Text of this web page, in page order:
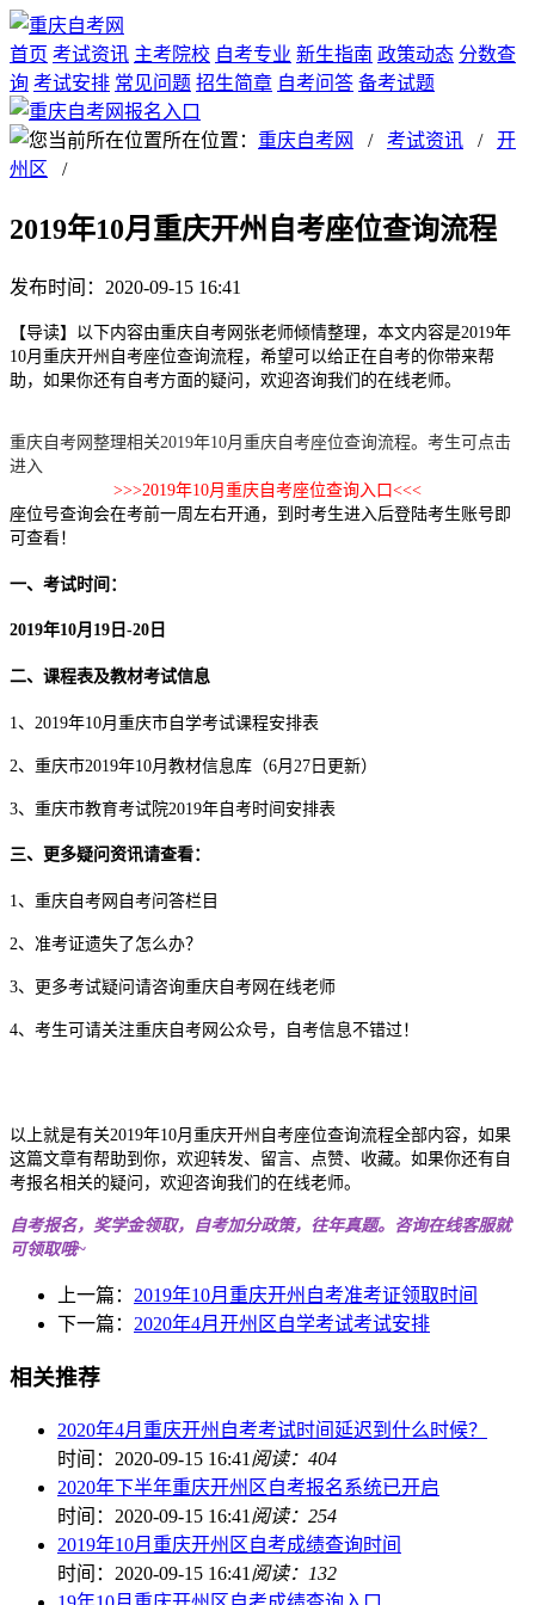
首页 考试资讯 主考院校 自考专业 新生指南 政策动态 分数查
询 考试安排 常见问题 招生简章 自考问答 备考试题
所在位置： 重庆自考网 / 考试资讯 / 开
州区 /
2019年10月重庆开州自考座位查询流程
发布时间：2020-09-15 16:41
【导读】以下内容由重庆自考网张老师倾情整理，本文内容是2019年
10月重庆开州自考座位查询流程，希望可以给正在自考的你带来帮
助，如果你还有自考方面的疑问，欢迎咨询我们的在线老师。
重庆自考网整理相关2019年10月重庆自考座位查询流程。 考生可点击
进入
>>>2019年10月重庆自考座位查询入口<<<
座位号查询会在考前一周左右开通，到时考生进入后登陆考生账号即
可查看！
一、考试时间：
2019年10月19日-20日
二、课程表及教材考试信息
1、2019年10月重庆市自学考试课程安排表
2、重庆市2019年10月教材信息库（6月27日更新）
3、重庆市教育考试院2019年自考时间安排表
三、更多疑问资讯请查看：
1、重庆自考网自考问答栏目
2、准考证遗失了怎么办？
3、更多考试疑问请咨询重庆自考网在线老师
4、考生可请关注重庆自考网公众号，自考信息不错过！
以上就是有关2019年10月重庆开州自考座位查询流程全部内容，如果
这篇文章有帮助到你，欢迎转发、留言、点赞、收藏。如果你还有自
考报名相关的疑问，欢迎咨询我们的在线老师。
自考报名，奖学金领取，自考加分政策，往年真题。咨询在线客服就
可领取哦~
上一篇： 2019年10月重庆开州自考准考证领取时间
下一篇： 2020年4月开州区自学考试考试安排
相关推荐
2020年4月重庆开州自考考试时间延迟到什么时候？
时间：2020-09-15 16:41 阅读：404
2020年下半年重庆开州区自考报名系统已开启
时间：2020-09-15 16:41 阅读：254
2019年10月重庆开州区自考成绩查询时间
时间：2020-09-15 16:41 阅读：132